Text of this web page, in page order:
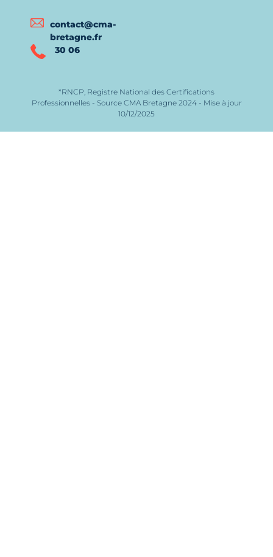
contact@cma-
bretagne.fr
30 06
*RNCP, Registre National des Certifications
Professionnelles - Source CMA Bretagne 2024 - Mise à jour
10/12/2025